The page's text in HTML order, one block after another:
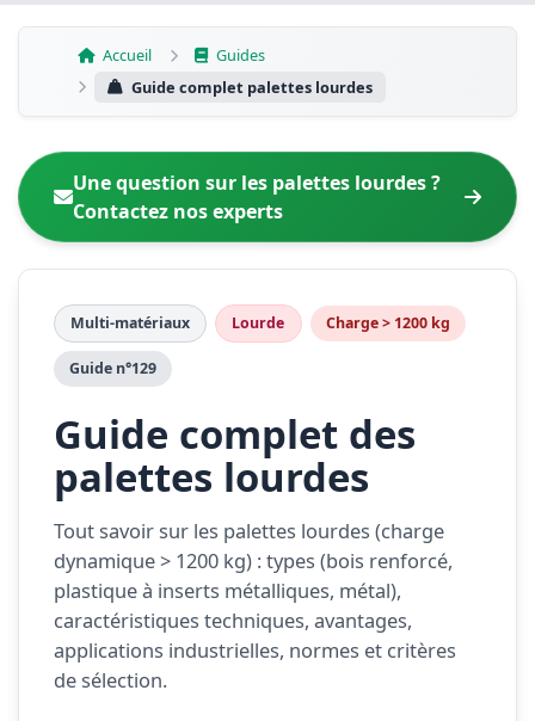
Aller
au
Accueil
Guides
Guide complet palettes lourdes
Une question sur les palettes lourdes ?
Contactez nos experts
Multi-matériaux Lourde Charge > 1200 kg
Guide n°129
Guide complet des
palettes lourdes
Tout savoir sur les palettes lourdes (charge
dynamique > 1200 kg) : types (bois renforcé,
plastique à inserts métalliques, métal),
caractéristiques techniques, avantages,
applications industrielles, normes et critères
de sélection.